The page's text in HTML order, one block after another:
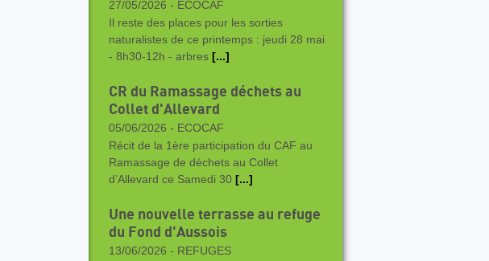
27/05/2026 - ECOCAF
Il reste des places pour les sorties
naturalistes de ce printemps : jeudi 28 mai
- 8h30-12h - arbres [...]
CR du Ramassage déchets au
Collet d'Allevard
05/06/2026 - ECOCAF
Récit de la 1ère participation du CAF au
Ramassage de déchets au Collet
d’Allevard ce Samedi 30 [...]
Une nouvelle terrasse au refuge
du Fond d'Aussois
13/06/2026 - REFUGES